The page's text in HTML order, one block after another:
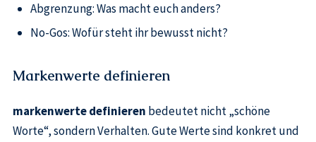
Abgrenzung: Was macht euch anders?
No-Gos: Wofür steht ihr bewusst nicht?
Markenwerte definieren
markenwerte definieren bedeutet nicht „schöne
Worte“, sondern Verhalten. Gute Werte sind konkret und